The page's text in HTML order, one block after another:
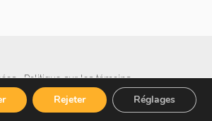
·Politique sur les témoins
Rejeter Réglages